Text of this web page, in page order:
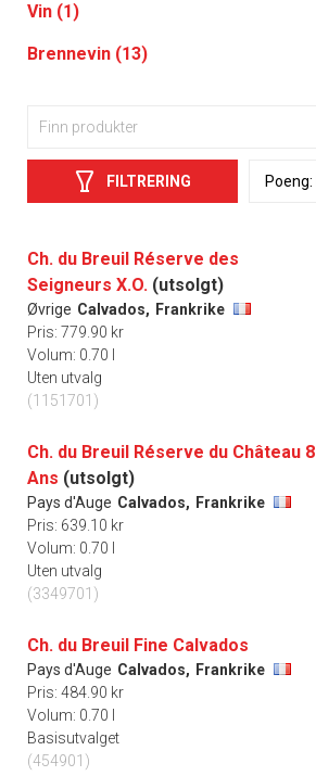
Vin (1)
Brennevin (13)
FILTRERING
Ch. du Breuil Réserve des
Seigneurs X.O. (utsolgt)
Øvrige Calvados, Frankrike
Pris: 779.90 kr
Volum: 0.70 l
Uten utvalg
(1151701)
Ch. du Breuil Réserve du Château 8
Ans (utsolgt)
Pays d'Auge Calvados, Frankrike
Pris: 639.10 kr
Volum: 0.70 l
Uten utvalg
(3349701)
Ch. du Breuil Fine Calvados
Pays d'Auge Calvados, Frankrike
Pris: 484.90 kr
Volum: 0.70 l
Basisutvalget
(454901)